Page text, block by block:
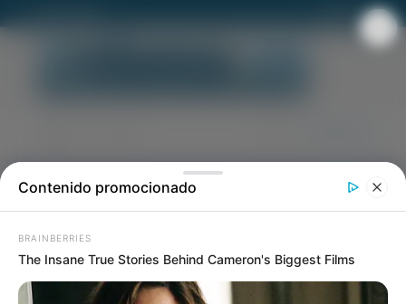
CONTACTO
Yo Vi Tu Corazón Santa Fe